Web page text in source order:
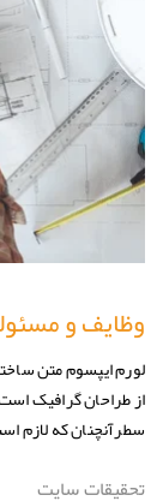
وظایف و
لورم ایپسوم متن
از طراحان گرافیک
سطرآنچنان که لازم
تحقیقات سایت